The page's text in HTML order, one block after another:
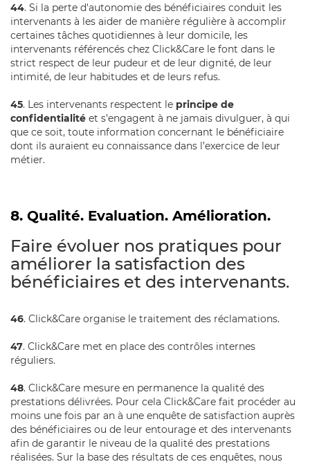
44. Si la perte d'autonomie des bénéficiaires conduit les
intervenants à les aider de manière régulière à accomplir
certaines tâches quotidiennes à leur domicile, les
intervenants référencés chez Click&Care le font dans le
strict respect de leur pudeur et de leur dignité, de leur
intimité, de leur habitudes et de leurs refus.
45. Les intervenants respectent le principe de
confidentialité et s’engagent à ne jamais divulguer, à qui
que ce soit, toute information concernant le bénéficiaire
dont ils auraient eu connaissance dans l’exercice de leur
métier.
8. Qualité. Evaluation. Amélioration.
Faire évoluer nos pratiques pour
améliorer la satisfaction des
bénéficiaires et des intervenants.
46. Click&Care organise le traitement des réclamations.
47. Click&Care met en place des contrôles internes
réguliers.
48. Click&Care mesure en permanence la qualité des
prestations délivrées. Pour cela Click&Care fait procéder au
moins une fois par an à une enquête de satisfaction auprès
des bénéficiaires ou de leur entourage et des intervenants
afin de garantir le niveau de la qualité des prestations
réalisées. Sur la base des résultats de ces enquêtes, nous